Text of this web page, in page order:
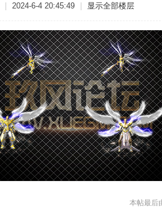
2024-6-4 20:45:49 显示全部楼层
本帖最后